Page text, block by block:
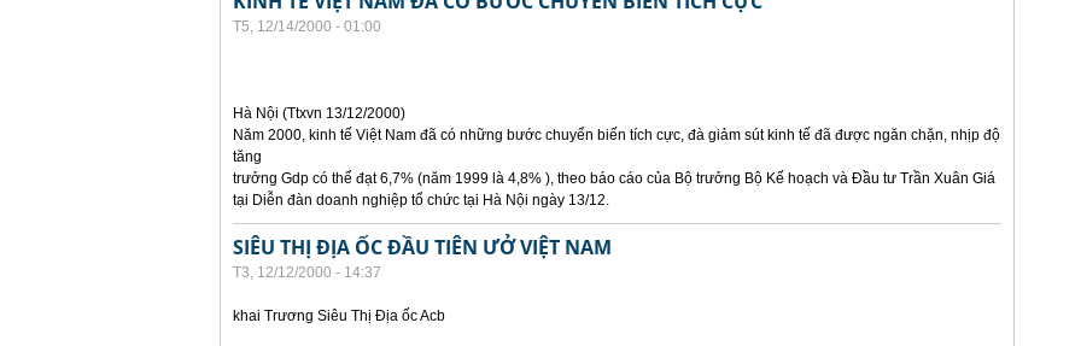
T5, 12/14/2000 - 01:00
Hà Nội (Ttxvn 13/12/2000)
Năm 2000, kinh tế Việt Nam đã có những bước chuyển biến tích cực, đà giảm sút kinh tế đã được ngăn chặn, nhịp độ
tăng
trưởng Gdp có thể đạt 6,7% (năm 1999 là 4,8% ), theo báo cáo của Bộ trưởng Bộ Kế hoạch và Đầu tư Trần Xuân Giá
tại Diễn đàn doanh nghiệp tổ chức tại Hà Nội ngày 13/12.
SIÊU THỊ ĐỊA ỐC ĐẦU TIÊN ƯỞ VIỆT NAM
T3, 12/12/2000 - 14:37
khai Trương Siêu Thị Địa ốc Acb